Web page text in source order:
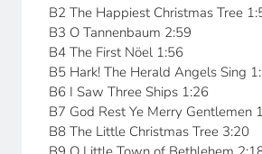
B2 The Happiest Christmas Tree
B3 O Tannenbaum 2:59
B4 The First Nöel 1:56
B5 Hark! The Herald Angels Sing
B6 I Saw Three Ships 1:26
B7 God Rest Ye Merry Gentlemen
B8 The Little Christmas Tree 3:20